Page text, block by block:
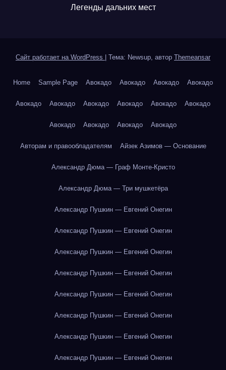
Легенды дальних мест
Сайт работает на WordPress Тема: Newsup, автор Themeansar
Home Sample Page Авокадо Авокадо Авокадо Авокадо
Авокадо Авокадо Авокадо Авокадо Авокадо Авокадо
Авокадо Авокадо Авокадо Авокадо
Авторам и правообладателям Айзек Азимов — Основание
Александр Дюма — Граф Монте-Кристо
Александр Дюма — Три мушкетёра
Александр Пушкин — Евгений Онегин
Александр Пушкин — Евгений Онегин
Александр Пушкин — Евгений Онегин
Александр Пушкин — Евгений Онегин
Александр Пушкин — Евгений Онегин
Александр Пушкин — Евгений Онегин
Александр Пушкин — Евгений Онегин
Александр Пушкин — Евгений Онегин